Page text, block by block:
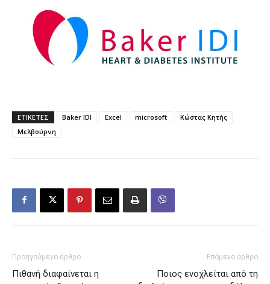
ΕΤΙΚΕΤΕΣ Baker IDI Excel microsoft
Κώστας Κητής
Μελβούρνη
Προηγούμενο άρθρο
Πιθανή διαφαίνεται η
Επόμενο άρθρο
Ποιος ενοχλείται από τη